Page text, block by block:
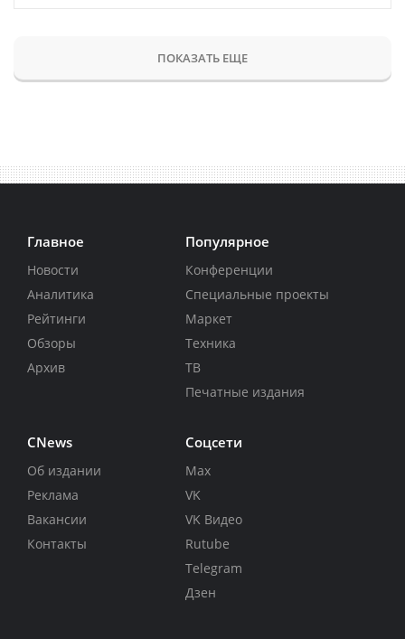
ПОКАЗАТЬ ЕЩЕ
Главное
Новости
Аналитика
Рейтинги
Обзоры
Архив
Популярное
Конференции
Специальные проекты
Маркет
Техника
ТВ
Печатные издания
CNews
Об издании
Реклама
Вакансии
Контакты
Соцсети
Max
VK
VK Видео
Rutube
Telegram
Дзен